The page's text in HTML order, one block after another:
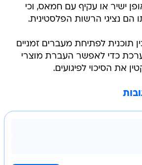
ישיר או עקיף עם חמאס, וכי
הם נציגי הרשות הפלסטינית.
תוכנית לפתיחת מעברים זמניים
כדי לאפשר העברת מוצרי
את הסיכוי לפיגועים.